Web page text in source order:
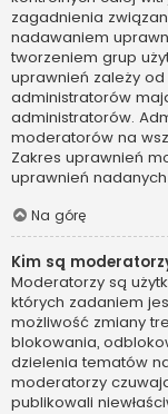
zagadnienia
nadawaniem
tworzeniem grup
uprawnień zależy od
administratorów
administratorów.
moderatorów na
Zakres uprawnień
uprawnień
Na górę
Kim są
Moderatorzy są
których zadaniem
możliwość zmiany
blokowania,
dzielenia tematów
moderatorzy
publikowali